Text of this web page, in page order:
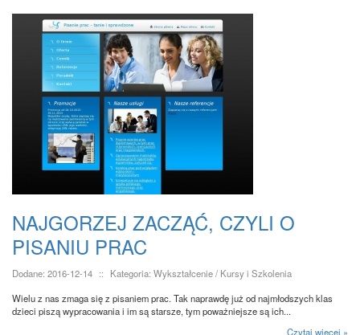
NAJGORZEJ ZACZĄĆ, CZYLI O
PISANIU PRAC
Dodane: 2016-12-14 ::
Kategoria: Wykształcenie / Kursy i Szkolenia
Wielu z nas zmaga się z pisaniem prac. Tak naprawdę już od najmłodszych klas
dzieci piszą wypracowania i im są starsze, tym poważniejsze są ich...
Czytaj więcej »